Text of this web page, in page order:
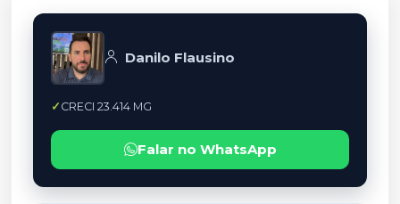
Danilo Flausino
CRECI 23.414 MG
Falar no WhatsApp